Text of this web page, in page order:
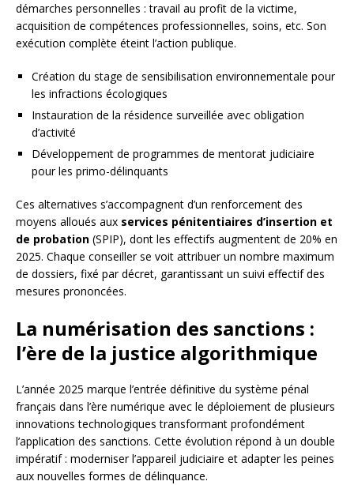
démarches personnelles : travail au profit de la victime,
acquisition de compétences professionnelles, soins, etc. Son
exécution complète éteint l’action publique.
Création du stage de sensibilisation environnementale pour
les infractions écologiques
Instauration de la résidence surveillée avec obligation
d’activité
Développement de programmes de mentorat judiciaire
pour les primo-délinquants
Ces alternatives s’accompagnent d’un renforcement des
moyens alloués aux services pénitentiaires d’insertion et
de probation (SPIP), dont les effectifs augmentent de 20% en
2025. Chaque conseiller se voit attribuer un nombre maximum
de dossiers, fixé par décret, garantissant un suivi effectif des
mesures prononcées.
La numérisation des sanctions :
l’ère de la justice algorithmique
L’année 2025 marque l’entrée définitive du système pénal
français dans l’ère numérique avec le déploiement de plusieurs
innovations technologiques transformant profondément
l’application des sanctions. Cette évolution répond à un double
impératif : moderniser l’appareil judiciaire et adapter les peines
aux nouvelles formes de délinquance.